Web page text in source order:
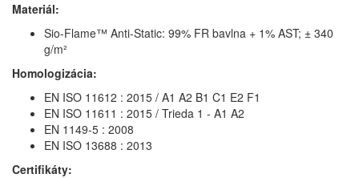
Materiál:
Sio-Flame™ Anti-Static: 99% FR bavlna + 1% AST; ± 340
g/m²
Homologizácia:
EN ISO 11612 : 2015 / A1 A2 B1 C1 E2 F1
EN ISO 11611 : 2015 / Trieda 1 - A1 A2
EN 1149-5 : 2008
EN ISO 13688 : 2013
Certifikáty: